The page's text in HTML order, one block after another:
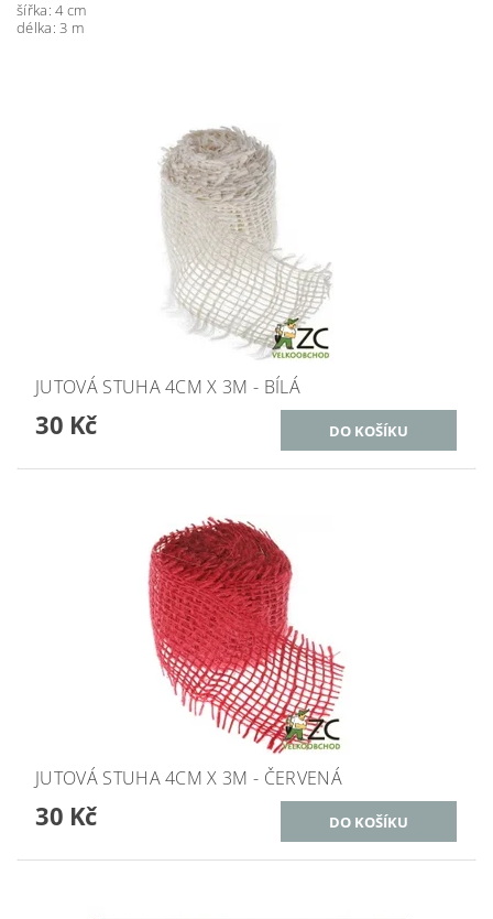
šířka: 4 cm
délka: 3 m
JUTOVÁ STUHA 4CM X 3M - BÍLÁ
30 Kč
JUTOVÁ STUHA 4CM X 3M - ČERVENÁ
30 Kč